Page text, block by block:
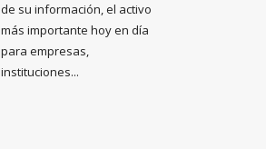
de su información, el activo
más importante hoy en día
para empresas,
instituciones...